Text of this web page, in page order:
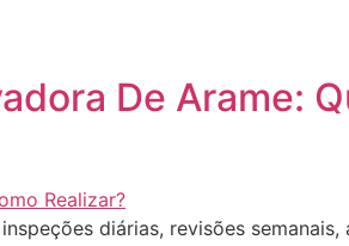
De Arame:
diárias, revisões